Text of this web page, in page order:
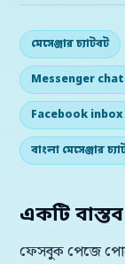
মেসেঞ্জার চ্যাটবট
Messenger
Facebook
বাংলা মেসেঞ্জার
একটি
ফেসবুক পেজে